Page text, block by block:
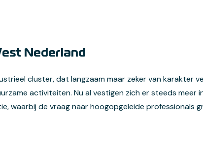
Nederland
cluster, dat langzaam maar zeker van karakter
activiteiten. Nu al vestigen zich er steeds meer
waarbij de vraag naar hoogopgeleide professionals